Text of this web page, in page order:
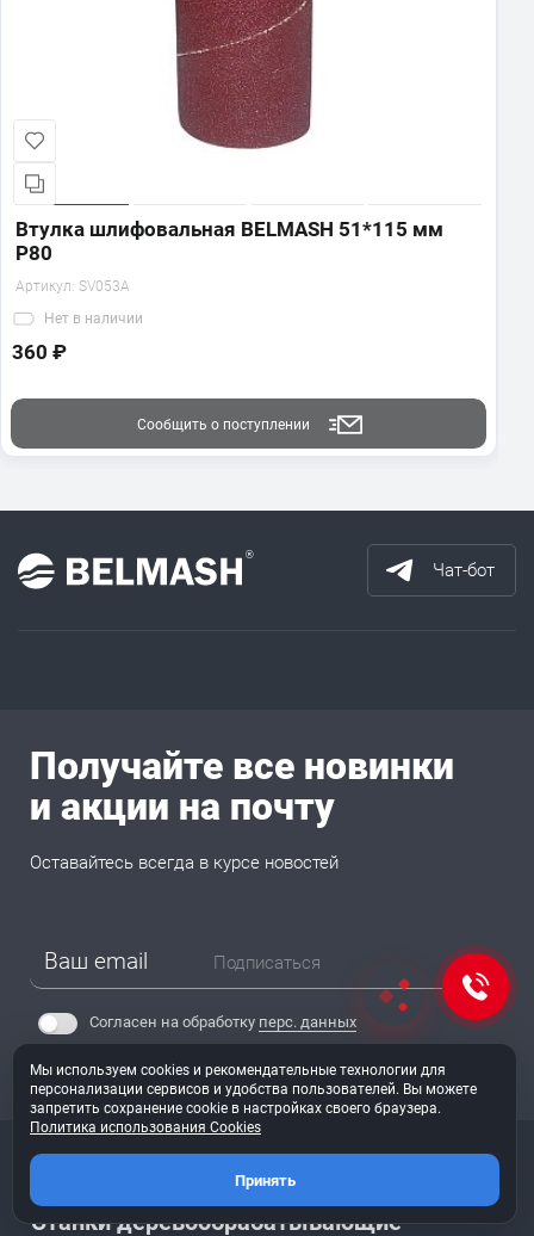
Втулка шлифовальная BELMASH 51*115 мм
P80
Артикул: SV053A
Нет в наличии
360 ₽
Сообщить о поступлении
Чат-бот
Станки деревообрабатывающие
Получайте все новинки
и акции на почту
Оставайтесь всегда в курсе новостей
Подписаться
Согласен на обработку перс. данных
Мы используем cookies и рекомендательные технологии для
персонализации сервисов и удобства пользователей. Вы можете
запретить сохранение cookie в настройках своего браузера.
Политика использования Cookies
Принять